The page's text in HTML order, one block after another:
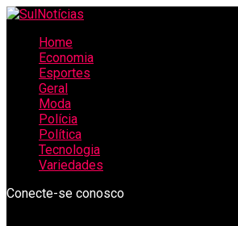
Home
Economia
Esportes
Geral
Moda
Polícia
Política
Tecnologia
Variedades
Conecte-se conosco